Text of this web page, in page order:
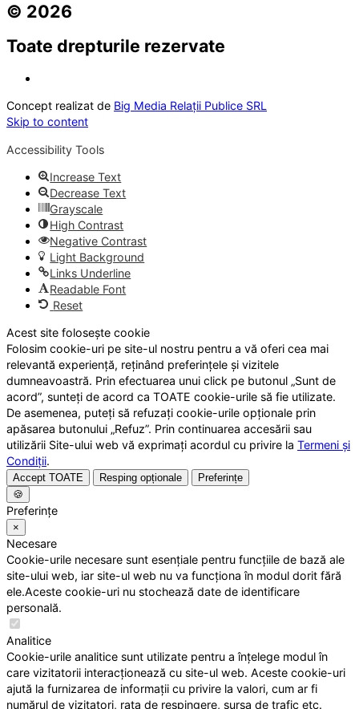
© 2026
Toate drepturile rezervate
Concept realizat de Big Media Relații Publice SRL
Skip to content
Accessibility Tools
Increase Text
Decrease Text
Grayscale
High Contrast
Negative Contrast
Light Background
Links Underline
Readable Font
Reset
Acest site folosește cookie
Folosim cookie-uri pe site-ul nostru pentru a vă oferi cea mai
relevantă experiență, reținând preferințele și vizitele
dumneavoastră. Prin efectuarea unui click pe butonul „Sunt de
acord”, sunteți de acord ca TOATE cookie-urile să fie utilizate.
De asemenea, puteți să refuzați cookie-urile opționale prin
apăsarea butonului „Refuz”. Prin continuarea accesării sau
utilizării Site-ului web vă exprimați acordul cu privire la Termeni și
Condiții.
Accept TOATE Resping opționale
Preferințe
🍪
Preferințe
×
Necesare
Cookie-urile necesare sunt esențiale pentru funcțiile de bază ale
site-ului web, iar site-ul web nu va funcționa în modul dorit fără
ele.Aceste cookie-uri nu stochează date de identificare
personală.
Analitice
Cookie-urile analitice sunt utilizate pentru a înțelege modul în
care vizitatorii interacționează cu site-ul web. Aceste cookie-uri
ajută la furnizarea de informații cu privire la valori, cum ar fi
numărul de vizitatori, rata de respingere, sursa de trafic etc.